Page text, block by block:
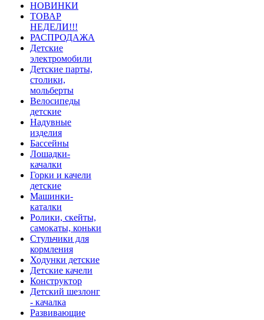
НОВИНКИ
ТОВАР
НЕДЕЛИ!!!
РАСПРОДАЖА
Детские
электромобили
Детские парты,
столики,
мольберты
Велосипеды
детские
Надувные
изделия
Бассейны
Лошадки-
качалки
Горки и качели
детские
Машинки-
каталки
Ролики, скейты,
самокаты, коньки
Стульчики для
кормления
Ходунки детские
Детские качели
Конструктор
Детский шезлонг
- качалка
Развивающие